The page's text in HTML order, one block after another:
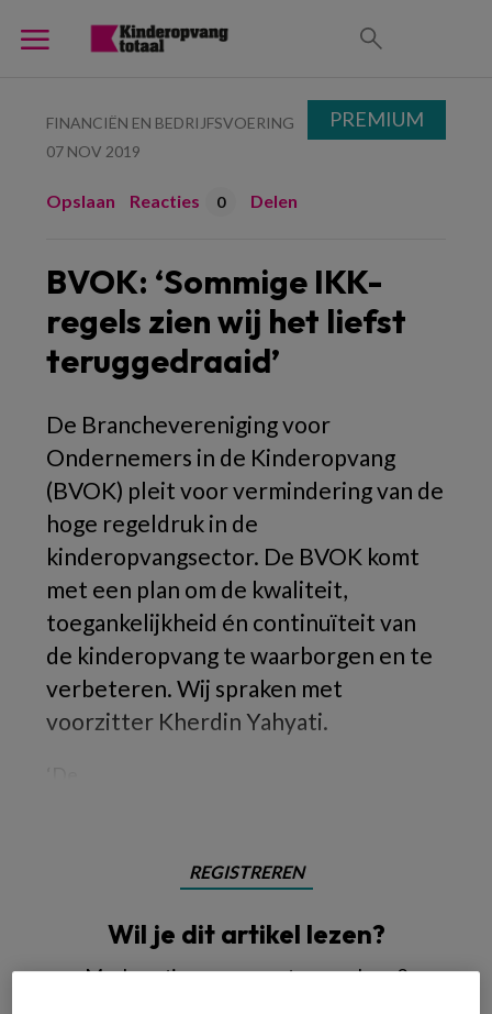
FINANCIËN EN BEDRIJFSVOERING
07 NOV 2019
Opslaan Reacties 0 Delen
BVOK: ‘Sommige IKK-
regels zien wij het liefst
teruggedraaid’
De Branchevereniging voor
Ondernemers in de Kinderopvang
(BVOK) pleit voor vermindering van de
hoge regeldruk in de
kinderopvangsector. De BVOK komt
met een plan om de kwaliteit,
toegankelijkheid én continuïteit van
de kinderopvang te waarborgen en te
verbeteren. Wij spraken met
voorzitter Kherdin Yahyati.
REGISTREREN
Wil je dit artikel lezen?
Maak gratis een account aan en lees 2
PREMIUM